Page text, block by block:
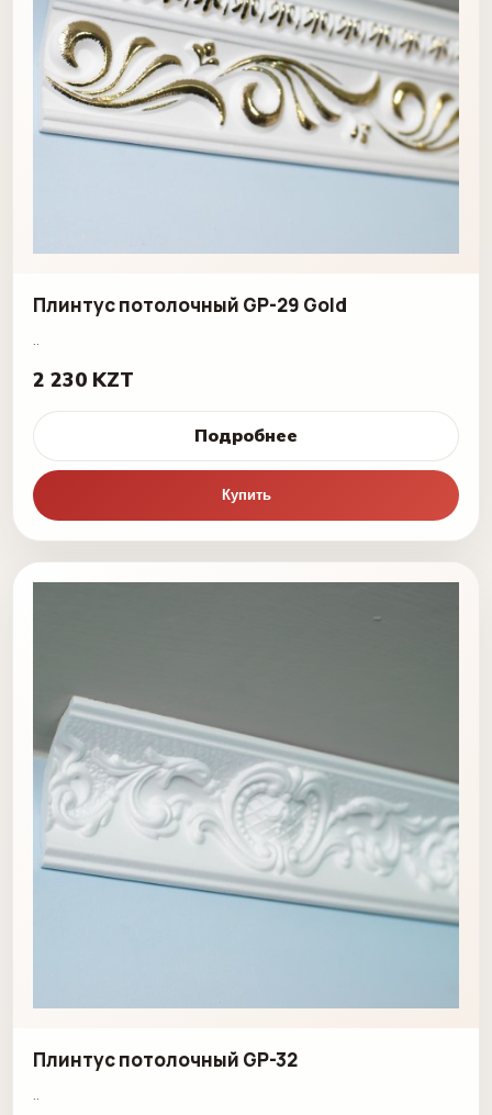
Плинтус потолочный GP-29 Gold
..
2 230 KZT
Подробнее
Купить
Плинтус потолочный GP-32
..